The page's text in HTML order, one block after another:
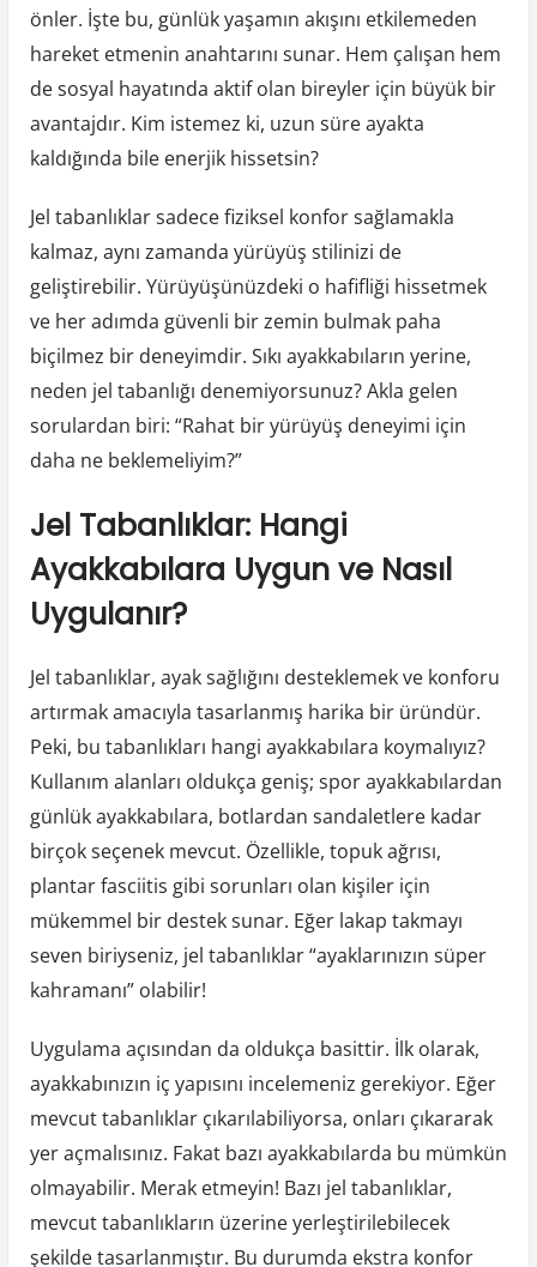
önler. İşte bu, günlük yaşamın akışını etkilemeden
hareket etmenin anahtarını sunar. Hem çalışan hem
de sosyal hayatında aktif olan bireyler için büyük bir
avantajdır. Kim istemez ki, uzun süre ayakta
kaldığında bile enerjik hissetsin?
Jel tabanlıklar sadece fiziksel konfor sağlamakla
kalmaz, aynı zamanda yürüyüş stilinizi de
geliştirebilir. Yürüyüşünüzdeki o hafifliği hissetmek
ve her adımda güvenli bir zemin bulmak paha
biçilmez bir deneyimdir. Sıkı ayakkabıların yerine,
neden jel tabanlığı denemiyorsunuz? Akla gelen
sorulardan biri: “Rahat bir yürüyüş deneyimi için
daha ne beklemeliyim?”
Jel Tabanlıklar: Hangi
Ayakkabılara Uygun ve Nasıl
Uygulanır?
Jel tabanlıklar, ayak sağlığını desteklemek ve konforu
artırmak amacıyla tasarlanmış harika bir üründür.
Peki, bu tabanlıkları hangi ayakkabılara koymalıyız?
Kullanım alanları oldukça geniş; spor ayakkabılardan
günlük ayakkabılara, botlardan sandaletlere kadar
birçok seçenek mevcut. Özellikle, topuk ağrısı,
plantar fasciitis gibi sorunları olan kişiler için
mükemmel bir destek sunar. Eğer lakap takmayı
seven biriyseniz, jel tabanlıklar “ayaklarınızın süper
kahramanı” olabilir!
Uygulama açısından da oldukça basittir. İlk olarak,
ayakkabınızın iç yapısını incelemeniz gerekiyor. Eğer
mevcut tabanlıklar çıkarılabiliyorsa, onları çıkararak
yer açmalısınız. Fakat bazı ayakkabılarda bu mümkün
olmayabilir. Merak etmeyin! Bazı jel tabanlıklar,
mevcut tabanlıkların üzerine yerleştirilebilecek
şekilde tasarlanmıştır. Bu durumda ekstra konfor